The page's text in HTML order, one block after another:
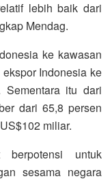
lebih baik dari
Mendag.
ke kawasan
Indonesia ke
Sementara itu dari
dari 65,8 persen
miliar.
untuk
sesama negara